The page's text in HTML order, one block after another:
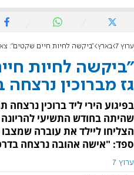
ערוץ 7 בארץ "ביקשה לחיות חיים שקטים": צאלה
"ביקשה לחיות
גז מברוכין נרצחה
בפיגוע הירי ליד ברוכין
שהיתה בחודש התשיעי
הצליחו ליילד את עוברה
ספד: "אישה אהובה נרצחה
ערוץ 7